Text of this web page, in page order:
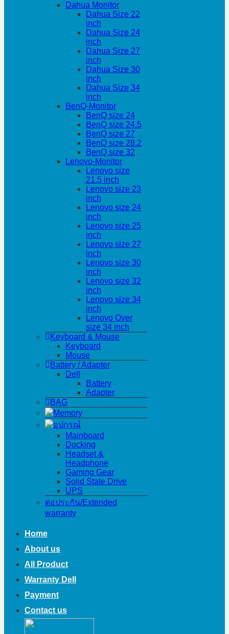
Dahua Monitor
Dahua Size 22
inch
Dahua Size 24
inch
Dahua Size 27
inch
Dahua Size 30
inch
Dahua Size 34
inch
BenQ-Monitor
BenQ size 24
BenQ size 24.5
BenQ size 27
BenQ size 28.2
BenQ size 32
Lenovo-Monitor
Lenovo size
21.5 inch
Lenovo size 23
inch
Lenovo size 24
inch
Lenovo size 25
inch
Lenovo size 27
inch
Lenovo size 30
inch
Lenovo size 32
inch
Lenovo size 34
inch
Lenovo Over
size 34 inch
Keyboard & Mouse
Keyboard
Mouse
Battery / Adapter
Dell
Battery
Adapter
BAG
Memory
อุปกรณ์
Mainboard
Docking
Headset &
Headphone
Gaming Gear
Solid State Drive
UPS
ต่อประกัน/Extended
warranty
Home
About us
All Product
Warranty Dell
Payment
Contact us